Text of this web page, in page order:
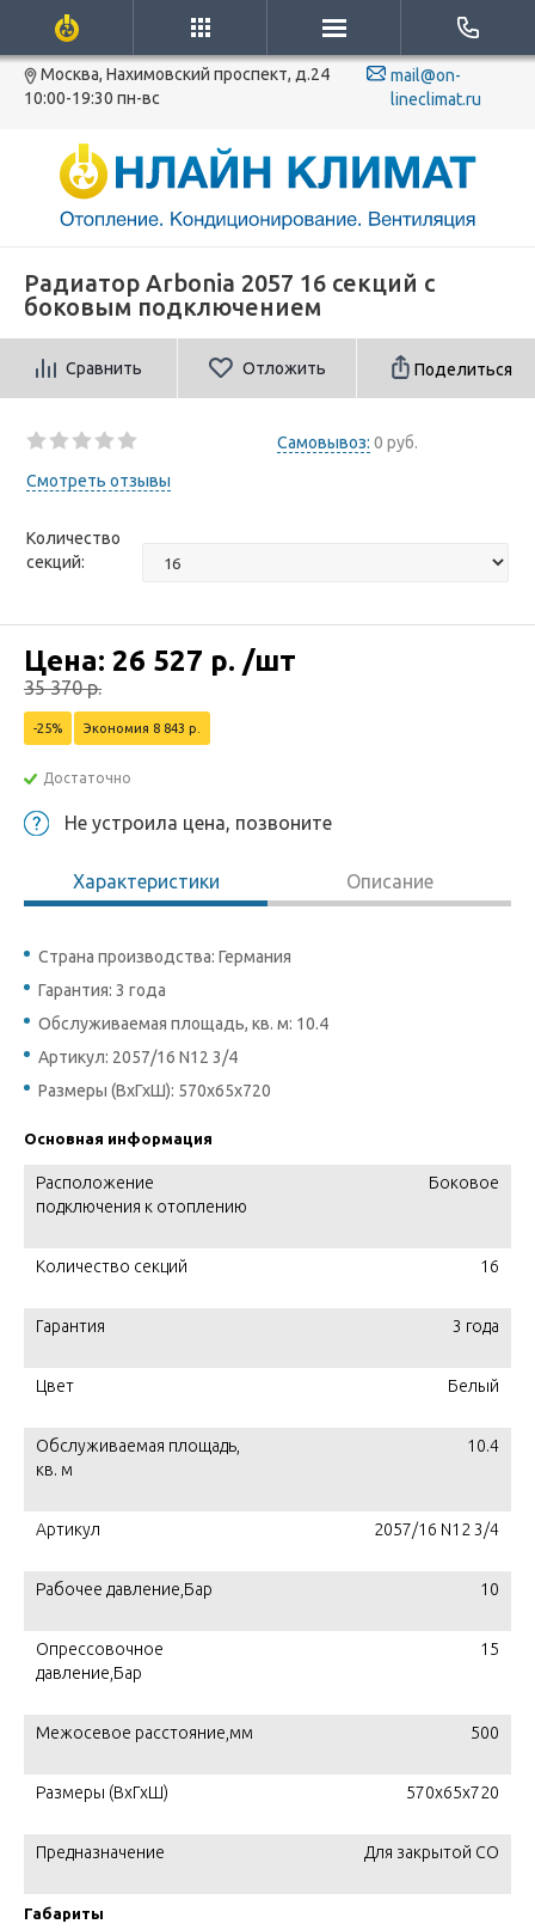
Москва, Нахимовский проспект, д.24
10:00-19:30 пн-вс
mail@on-
lineclimat.ru
Радиатор Arbonia 2057 16 секций с
боковым подключением
Сравнить Отложить Поделиться
Самовывоз: 0 руб.
Смотреть отзывы
Количество
секций:
Цена: 26 527 р. /шт
35 370р.
-25% Экономия 8 843 р.
Достаточно
Не устроила цена, позвоните
Характеристики Описание
Страна производства: Германия
Гарантия: 3 года
Обслуживаемая площадь, кв. м: 10.4
Артикул: 2057/16 N12 3/4
Размеры (ВхГхШ): 570х65х720
Основная информация
Расположение
подключения к отоплению
Боковое
Количество секций 16
Гарантия 3 года
Цвет Белый
Обслуживаемая площадь,
кв. м
10.4
Артикул 2057/16 N12 3/4
Рабочее давление,Бар 10
Опрессовочное
давление,Бар
15
Межосевое расстояние,мм 500
Размеры (ВхГхШ) 570х65х720
Предназначение Для закрытой СО
Габариты